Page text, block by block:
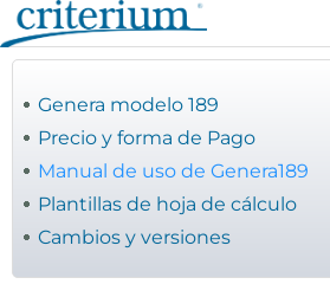
Pasar
al
principal
Genera modelo 189
Precio y forma de Pago
Manual de uso de Genera189
Plantillas de hoja de cálculo
Cambios y versiones